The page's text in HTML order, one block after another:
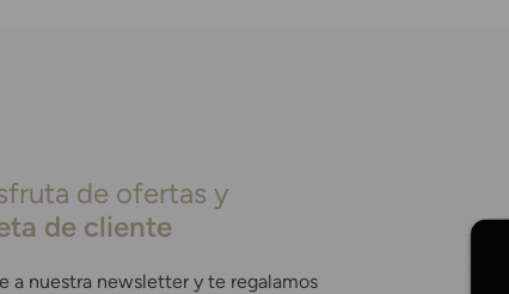
de ofertas y
de cliente
a nuestra newsletter y te regalamos